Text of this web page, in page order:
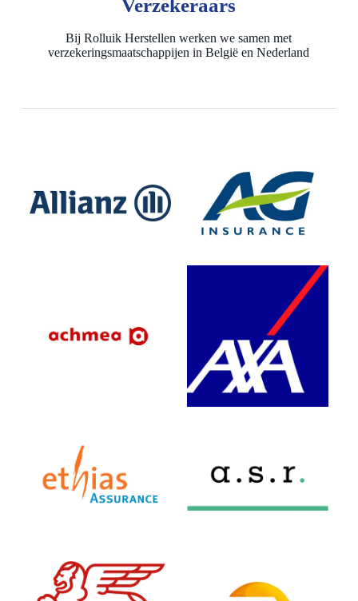
Verzekeraars
Bij Rolluik Herstellen werken we samen met
verzekeringsmaatschappijen in België en Nederland